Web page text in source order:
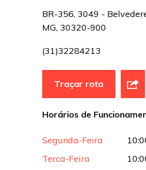
BR-356, 3049 -
MG, 30320-900
(31)32284213
Traçar rota
Horários de
Segunda-Feira
Terca-Feira